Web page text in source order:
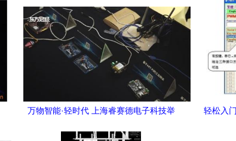
万物智能·轻时代 上海睿赛德电子科技举
轻松入